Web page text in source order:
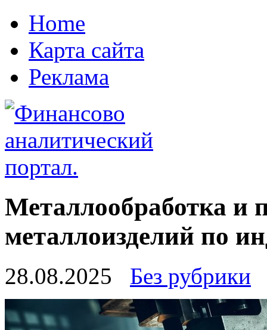
Home
Карта сайта
Реклама
Металлообработка и
металлоизделий по
28.08.2025 Без рубрики